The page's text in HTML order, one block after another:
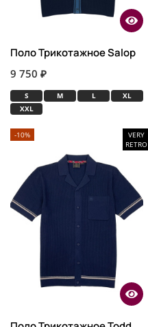
Поло Трикотажное Salop
9 750 ₽
S M L
XL
XXL
-10%
VERY
RETRO